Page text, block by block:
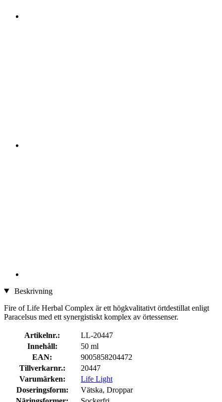
Beskrivning
Fire of Life Herbal Complex är ett högkvalitativt örtdestillat enligt
Paracelsus med ett synergistiskt komplex av örtessenser.
Artikelnr.:
LL-20447
Innehåll:
50 ml
EAN:
9005858204472
Tillverkarnr.:
20447
Varumärken:
Life Light
Doseringsform:
Vätska, Droppar